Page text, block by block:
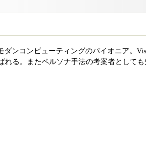
ダンコンピューティングのパイオニア。
れる。またペルソナ手法の考案者としても